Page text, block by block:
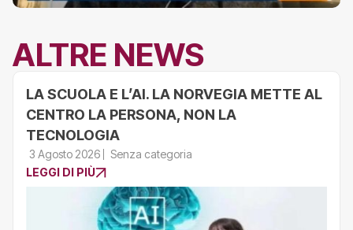
ALTRE NEWS
LA SCUOLA E L’AI. LA NORVEGIA METTE AL
CENTRO LA PERSONA, NON LA
TECNOLOGIA
3 Agosto 2026
Senza categoria
LEGGI DI PIÙ